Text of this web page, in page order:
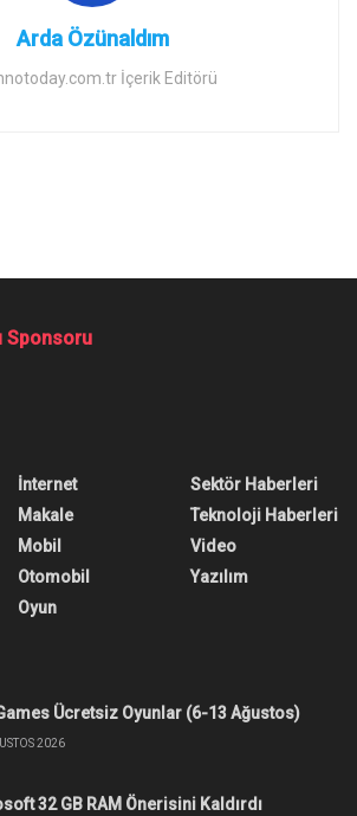
Arda Özünaldım
İçerik Editörü
Sponsoru
İnternet
Makale
Mobil
Otomobil
Oyun
Sektör Haberleri
Teknoloji Haberleri
Video
Yazılım
Ücretsiz Oyunlar (6-13 Ağustos)
2026
32 GB RAM Önerisini Kaldırdı